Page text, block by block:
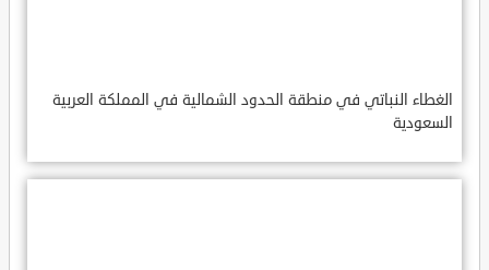
الغطاء النباتي في منطقة الحدود الشمالية في المملكة العربية
السعودية